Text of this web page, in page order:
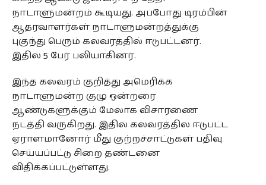
நாடாளுமன்றம் கூடியது. அப்போது டிரம்பின்
ஆதரவாளர்கள் நாடாளுமன்றத்துக்கு
புகுந்து பெரும் கலவரத்தில் ஈடுபட்டனர்.
இதில் 5 பேர் பலியாகினர்.
இந்த கலவரம் குறித்து அமெரிக்க
நாடாளுமன்ற குழு ஒன்றரை
ஆண்டுகளுக்கும் மேலாக விசாரணை
நடத்தி வருகிறது. இதில் கலவரத்தில் ஈடுபட்ட
ஏராளமானோர் மீது குற்றச்சாட்டுகள் பதிவு
செய்யப்பட்டு சிறை தண்டனை
விதிக்கப்பட்டுள்ளது.